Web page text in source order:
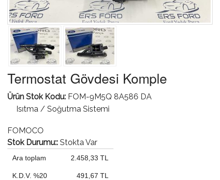
Termostat Gövdesi Komple
Ürün Stok Kodu: FOM-9M5Q 8A586 DA
Isıtma / Soğutma Sistemi
FOMOCO
Stok Durumu:: Stokta Var
Ara toplam 2.458,33 TL
K.D.V. %20 491,67 TL